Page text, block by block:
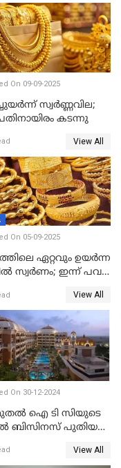
On 09-09-2025
സ്വർണ്ണവില;
കടന്നു
View All
On 05-09-2025
ഏറ്റവും ഉയർന്ന
സ്വർണം; ഇന്ന് പവന്
View All
On 30-12-2024
മുതൽ ഐ ടി സിയുടെ
ബിസിനസ് പുതിയ
അറിയേണ്ട
View All